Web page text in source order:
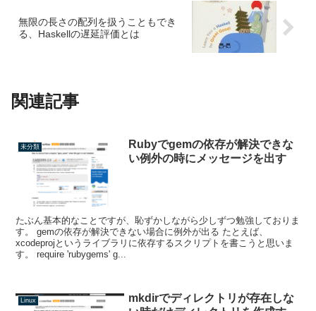
無限の長さの配列を扱うこともでき
る、Haskellの遅延評価とは
関連記事
未分類
Rubyでgemの依存が解決できな
い例外の時にメッセージを出す
たぶん基本的なことですが、恥ずかしながら少しずつ勉強しておりま
す。 gemの依存が解決できない場合に例外が出る たとえば、
xcodeprojというライブラリに依存するスクリプトを書こうと思いま
す。 require 'rubygems' g...
Linux
mkdirでディレクトリが存在しな